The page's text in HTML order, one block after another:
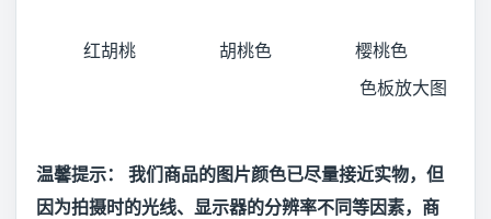
红胡桃 胡桃色
樱桃色
色板放大图
温馨提示： 我们商品的图片颜色已尽量接近实物，但
因为拍摄时的光线、显示器的分辨率不同等因素，商